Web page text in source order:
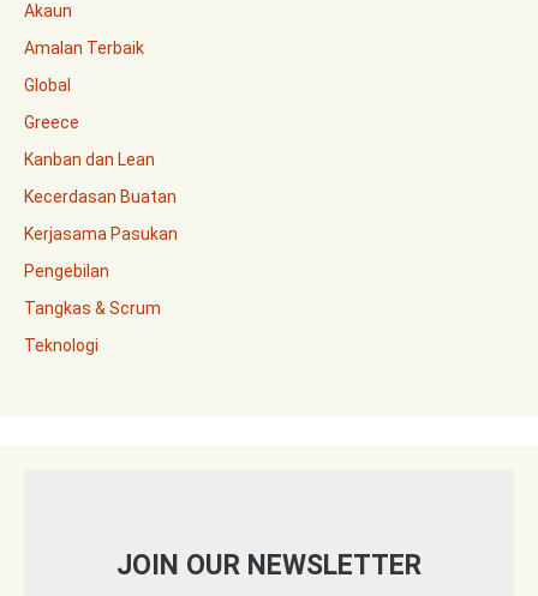
Akaun
Amalan Terbaik
Global
Greece
Kanban dan Lean
Kecerdasan Buatan
Kerjasama Pasukan
Pengebilan
Tangkas & Scrum
Teknologi
JOIN OUR NEWSLETTER